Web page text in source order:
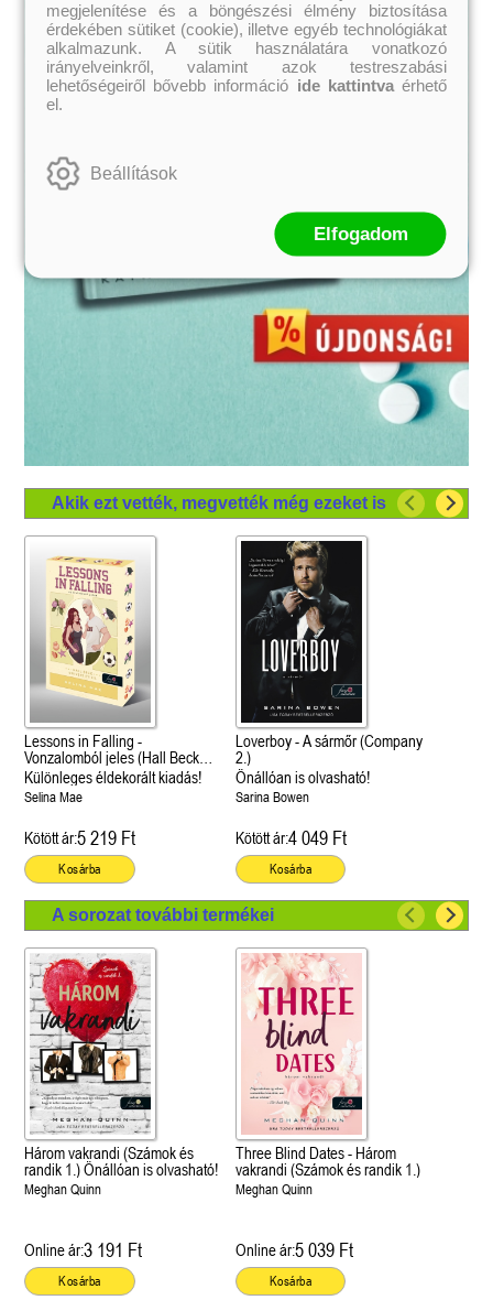
Akik ezt vették, megvették még ezeket is
Lessons in Falling -
Vonzalomból jeles (Hall Beck
University 3.)
Különleges éldekorált kiadás!
Selina Mae
Kötött ár:5 219 Ft
Kosárba
Loverboy - A sármőr (Company
2.)
Önállóan is olvasható!
Sarina Bowen
Kötött ár:4 049 Ft
Kosárba
A sorozat további termékei
Három vakrandi (Számok és
randik 1.) Önállóan is olvasható!
Meghan Quinn
Online ár:3 191 Ft
Kosárba
Three Blind Dates - Három
vakrandi (Számok és randik 1.)
Meghan Quinn
Online ár:5 039 Ft
Kosárba
megjelenítése és a böngészési élmény biztosítása
érdekében sütiket (cookie), illetve egyéb technológiákat
alkalmazunk. A sütik használatára vonatkozó
irányelveinkről, valamint azok testreszabási
lehetőségeiről bővebb információ ide kattintvaérhető
el.
Beállítások
Elfogadom